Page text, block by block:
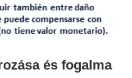
és fogalma